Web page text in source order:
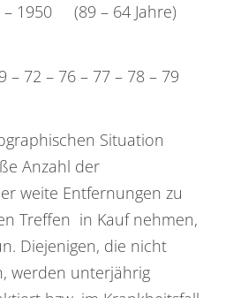
– 1950 (89 – 64 Jahre)
– 72 – 76 – 77 – 78 – 79
Situation
Anzahl der
weite Entfernungen zu
Treffen in Kauf nehmen,
Diejenigen, die nicht
werden unterjährig